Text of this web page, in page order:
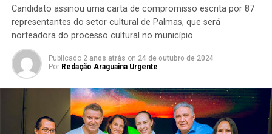
Candidato assinou uma carta de compromisso escrita por 87
representantes do setor cultural de Palmas, que será
norteadora do processo cultural no município
Publicado 2 anos atrás on 24 de outubro de 2024
Por Redação Araguaina Urgente